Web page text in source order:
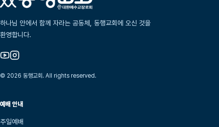
하나님 안에서 함께 자라는 공동체, 동행교회에 오신 것을
환영합니다.
© 2026 동행교회. All rights reserved.
예배 안내
주일예배